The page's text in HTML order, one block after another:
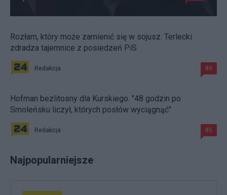
Rozłam, który może zamienić się w sojusz. Terlecki
zdradza tajemnice z posiedzeń PiS
Redakcja 89
Hofman bezlitosny dla Kurskiego. "48 godzin po
Smoleńsku liczył, których posłów wyciągnąć"
Redakcja 85
Najpopularniejsze